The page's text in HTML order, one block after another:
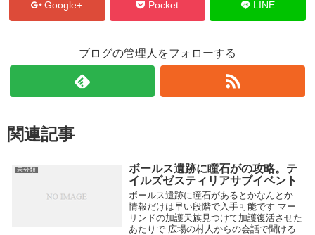
Google+ Pocket LINE
ブログの管理人をフォローする
関連記事
未分類
ボールス遺跡に瞳石がの攻略。テ
イルズゼスティリアサブイベント
ボールス遺跡に瞳石があるとかなんとか
情報だけは早い段階で入手可能です マー
リンドの加護天族見つけて加護復活させた
あたりで 広場の村人からの会話で聞ける